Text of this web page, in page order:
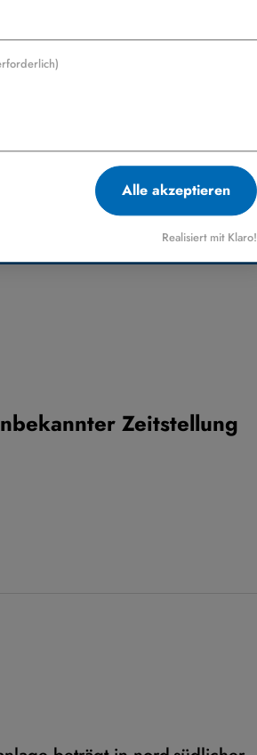
Zeitstellung
Alle akzeptieren
Realisiert mit Klaro!